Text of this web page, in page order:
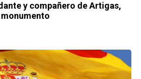
y compañero de Artigas,